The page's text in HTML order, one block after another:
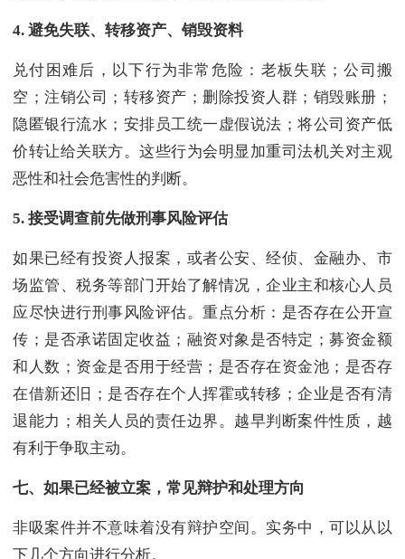
4. 避免失联、转移资产、销毁资料
兑付困难后，以下行为非常危险：老板失联；公司搬
空；注销公司；转移资产；删除投资人群；销毁账册；
隐匿银行流水；安排员工统一虚假说法；将公司资产低
价转让给关联方。这些行为会明显加重司法机关对主观
恶性和社会危害性的判断。
5. 接受调查前先做刑事风险评估
如果已经有投资人报案，或者公安、经侦、金融办、市
场监管、税务等部门开始了解情况，企业主和核心人员
应尽快进行刑事风险评估。重点分析：是否存在公开宣
传；是否承诺固定收益；融资对象是否特定；募资金额
和人数；资金是否用于经营；是否存在资金池；是否存
在借新还旧；是否存在个人挥霍或转移；企业是否有清
退能力；相关人员的责任边界。越早判断案件性质，越
有利于争取主动。
七、如果已经被立案，常见辩护和处理方向
非吸案件并不意味着没有辩护空间。实务中，可以从以
下几个方向进行分析。